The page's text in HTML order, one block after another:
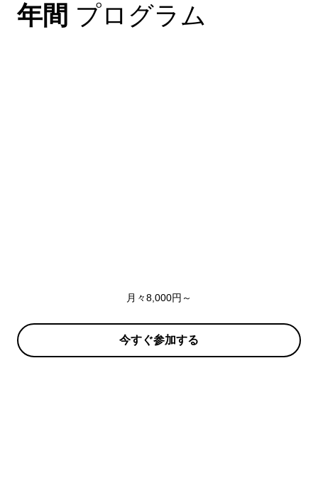
年間 プログラム
月々8,000円～
今すぐ参加する